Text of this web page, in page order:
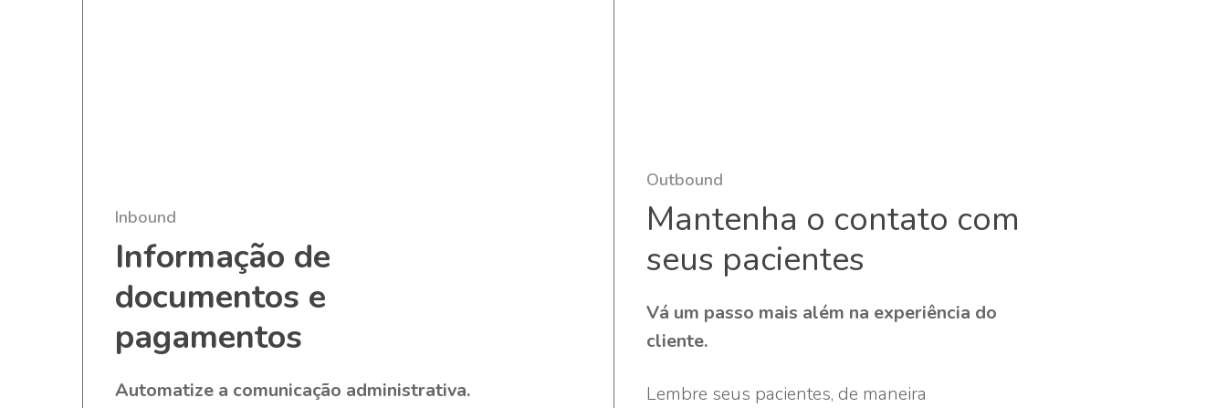
Inbound
Informação de
documentos e
pagamentos
Automatize a comunicação administrativa.
Outbound
Mantenha o contato com
seus pacientes
Vá um passo mais além na experiência do
cliente.
Lembre seus pacientes, de maneira